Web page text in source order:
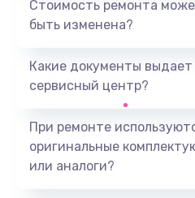
Ремонт
Замена
Стоимость ремонта
быть изменена?
Какие документы выдает
сервисный центр?
При ремонте
оригинальные
или аналоги?